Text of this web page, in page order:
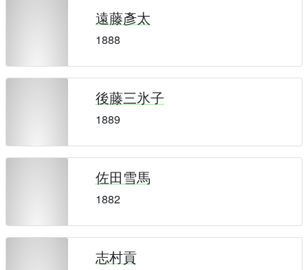
遠藤彥太
1888
後藤三氷子
1889
佐田雪馬
1882
志村貢